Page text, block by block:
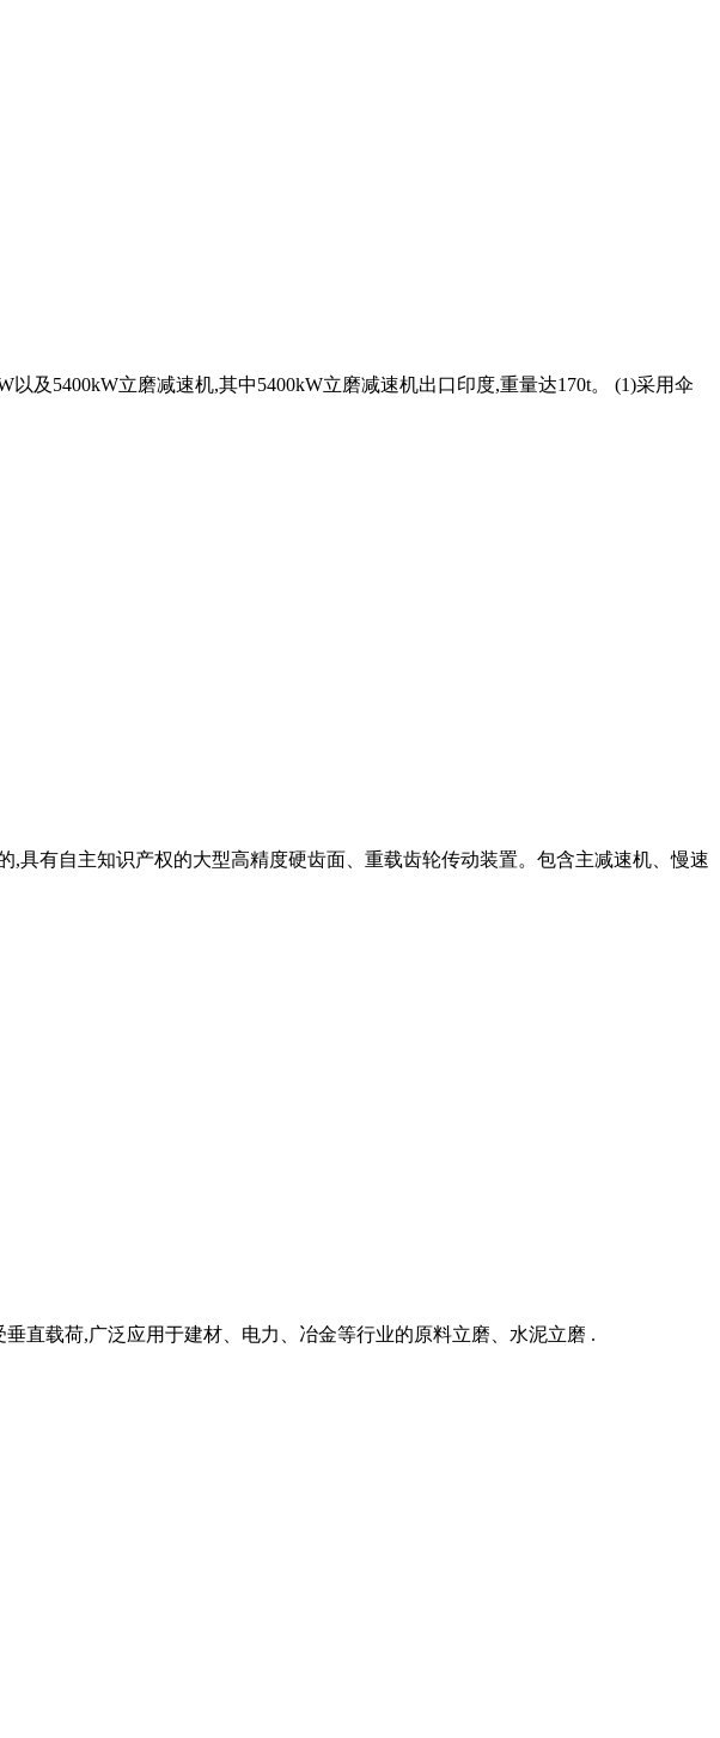
及5400kW立磨减速机,其中5400kW立磨减速机出口印度,重量达170t。 (1)采用伞
具有自主知识产权的大型高精度硬齿面、重载齿轮传动装置。包含主减速机、慢速
直载荷,广泛应用于建材、电力、冶金等行业的原料立磨、水泥立磨 .